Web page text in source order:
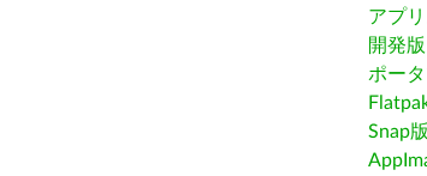
アプ
開発版
ポー
Snap版